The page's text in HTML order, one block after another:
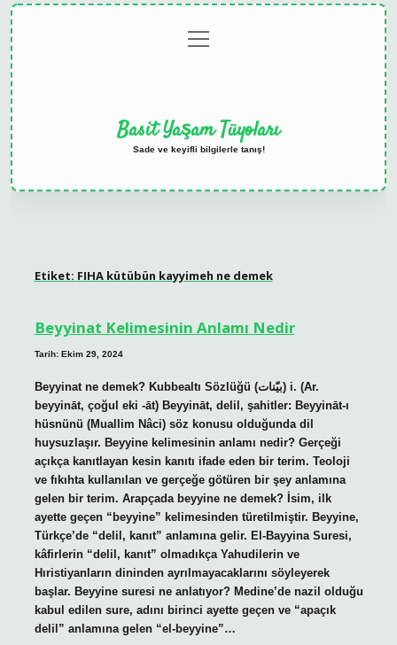
menüyü
aç
Basit Yaşam Tüyoları
Sade ve keyifli bilgilerle tanış!
Etiket: FIHA kütübün kayyimeh ne demek
Beyyinat Kelimesinin Anlamı Nedir
Tarih: Ekim 29, 2024
Beyyinat ne demek? Kubbealtı Sözlüğü (ﺑﻴّﻨﺎﺕ) i. (Ar.
beyyināt, çoğul eki -āt) Beyyināt, delil, şahitler: Beyyināt-ı
hüsnünü (Muallim Nâci) söz konusu olduğunda dil
huysuzlaşır. Beyyine kelimesinin anlamı nedir? Gerçeği
açıkça kanıtlayan kesin kanıtı ifade eden bir terim. Teoloji
ve fıkıhta kullanılan ve gerçeğe götüren bir şey anlamına
gelen bir terim. Arapçada beyyine ne demek? İsim, ilk
ayette geçen “beyyine” kelimesinden türetilmiştir. Beyyine,
Türkçe’de “delil, kanıt” anlamına gelir. El-Bayyina Suresi,
kâfirlerin “delil, kanıt” olmadıkça Yahudilerin ve
Hıristiyanların dininden ayrılmayacaklarını söyleyerek
başlar. Beyyine suresi ne anlatıyor? Medine’de nazil olduğu
kabul edilen sure, adını birinci ayette geçen ve “apaçık
delil” anlamına gelen “el-beyyine”…